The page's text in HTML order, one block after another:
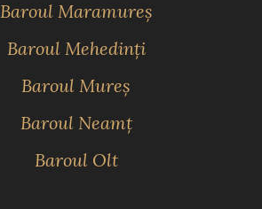
Baroul Maramureş
Baroul Mehedinţi
Baroul Mureş
Baroul Neamţ
Baroul Olt